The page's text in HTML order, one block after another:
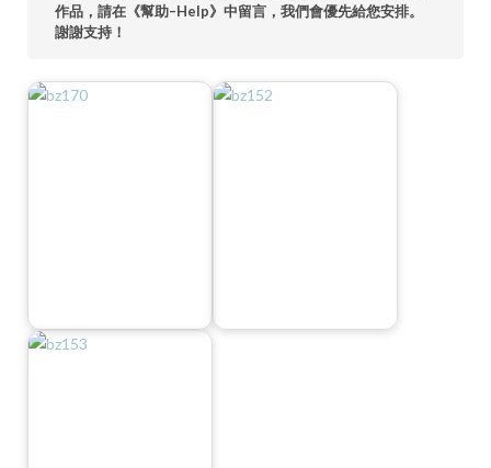
作品，請在《幫助–Help》中留言，我們會優先給您安排。
謝謝支持！